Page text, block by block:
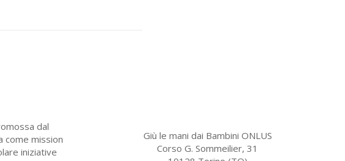
dal
come mission
iniziative
Giù le mani dai Bambini ONLUS
Corso G. Sommeilier, 31